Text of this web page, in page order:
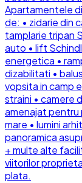
Apartamentele
de: • zidarie din
tamplarie tripan
auto • lift
energetica •
dizabilitati •
vopsita in camp
straini • camere
amenajat pentru
mare • lumini
panoramica
+ multe alte
viitorilor
plata.